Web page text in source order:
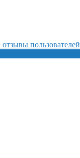
пользователей